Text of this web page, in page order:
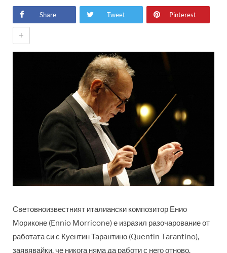
Share Tweet Pinterest
+
Световноизвестният италиански композитор Енио
Мориконе (Ennio Morricone) е изразил разочарование от
работата си с Куентин Тарантино (Quentin Tarantino),
заявявайки, че никога няма да работи с него отново.